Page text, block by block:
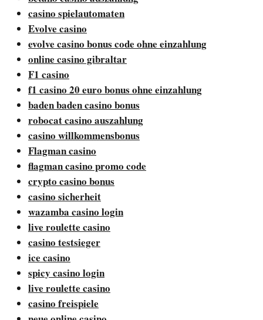
casino spielautomaten
Evolve casino
evolve casino bonus code ohne einzahlung
online casino gibraltar
F1 casino
f1 casino 20 euro bonus ohne einzahlung
baden baden casino bonus
robocat casino auszahlung
casino willkommensbonus
Flagman casino
flagman casino promo code
crypto casino bonus
casino sicherheit
wazamba casino login
live roulette casino
casino testsieger
ice casino
spicy casino login
live roulette casino
casino freispiele